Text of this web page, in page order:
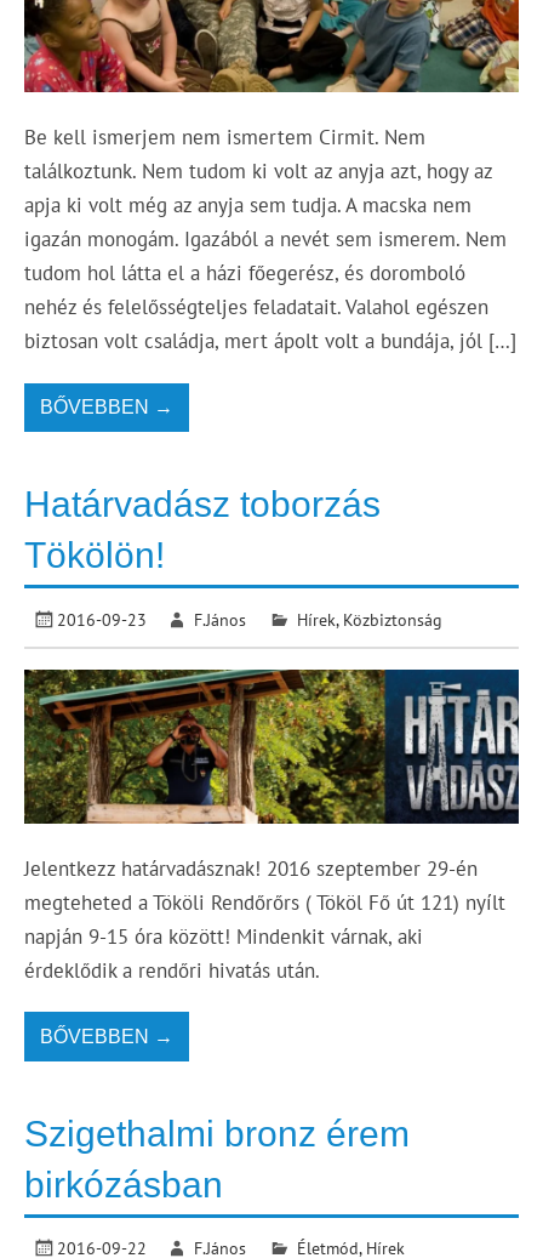
Be kell ismerjem nem ismertem Cirmit. Nem
találkoztunk. Nem tudom ki volt az anyja azt, hogy az
apja ki volt még az anyja sem tudja. A macska nem
igazán monogám. Igazából a nevét sem ismerem. Nem
tudom hol látta el a házi főegerész, és doromboló
nehéz és felelősségteljes feladatait. Valahol egészen
biztosan volt családja, mert ápolt volt a bundája, jól […]
BŐVEBBEN →
Határvadász toborzás
Tökölön!
2016-09-23 F.János Hírek, Közbiztonság
Jelentkezz határvadásznak! 2016 szeptember 29-én
megteheted a Tököli Rendőrőrs ( Tököl Fő út 121) nyílt
napján 9-15 óra között! Mindenkit várnak, aki
érdeklődik a rendőri hivatás után.
BŐVEBBEN →
Szigethalmi bronz érem
birkózásban
2016-09-22 F.János Életmód, Hírek